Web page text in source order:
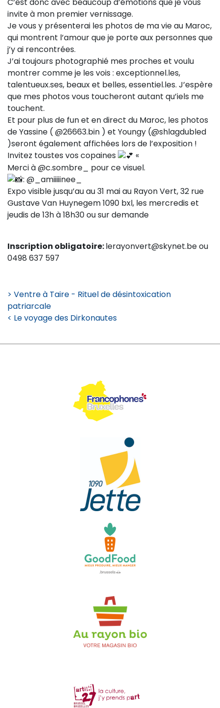
C’est donc avec beaucoup d’émotions que je vous
invite à mon premier vernissage.
Je vous y présenterai les photos de ma vie au Maroc,
qui montrent l’amour que je porte aux personnes que
j’y ai rencontrées.
J’ai toujours photographié mes proches et voulu
montrer comme je les vois : exceptionnel.les,
talentueux.ses, beaux et belles, essentiel.les. J’espère
que mes photos vous toucheront autant qu’iels me
touchent.
Et pour plus de fun et en direct du Maroc, les photos
de Yassine ( @26663.bin ) et Youngy (@shlagdubled
)seront également affichées lors de l’exposition !
Invitez toustes vos copaines
«
Merci à @c.sombre_ pour ce visuel.
: @_amiiiiinee_
Expo visible jusqu’au au 31 mai au Rayon Vert, 32 rue
Gustave Van Huynegem 1090 bxl, les mercredis et
jeudis de 13h à 18h30 ou sur demande
Inscription obligatoire:lerayonvert@skynet.be ou
0498 637 597
> Ventre à Taire - Rituel de désintoxication
patriarcale
< Le voyage des Dirkonautes